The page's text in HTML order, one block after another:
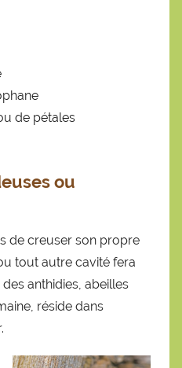
de pétales
ou
de creuser son propre
tout autre cavité fera
des anthidies, abeilles
réside dans